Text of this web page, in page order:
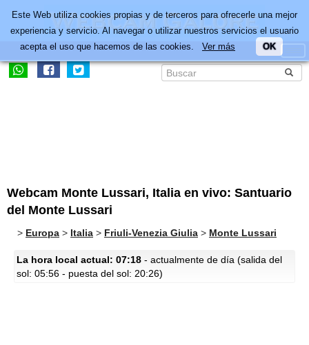
Webcam Monte Lussari, Italia en vivo: Santuario
del Monte Lussari
> Europa > Italia > Friuli-Venezia Giulia > Monte Lussari
La hora local actual: 07:18 - actualmente de día (salida del
sol: 05:56 - puesta del sol: 20:26)
Este Web utiliza cookies propias y de terceros para ofrecerle una mejor
experiencia y servicio. Al navegar o utilizar nuestros servicios el usuario
acepta el uso que hacemos de las cookies. Ver más OK